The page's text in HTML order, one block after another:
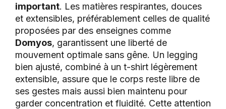
important. Les matières respirantes, douces
et extensibles, préférablement celles de qualité
proposées par des enseignes comme
Domyos, garantissent une liberté de
mouvement optimale sans gêne. Un legging
bien ajusté, combiné à un t-shirt légèrement
extensible, assure que le corps reste libre de
ses gestes mais aussi bien maintenu pour
garder concentration et fluidité. Cette attention